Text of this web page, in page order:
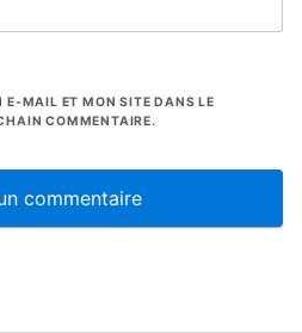
E-MAIL ET MON SITE DANS LE
COMMENTAIRE.